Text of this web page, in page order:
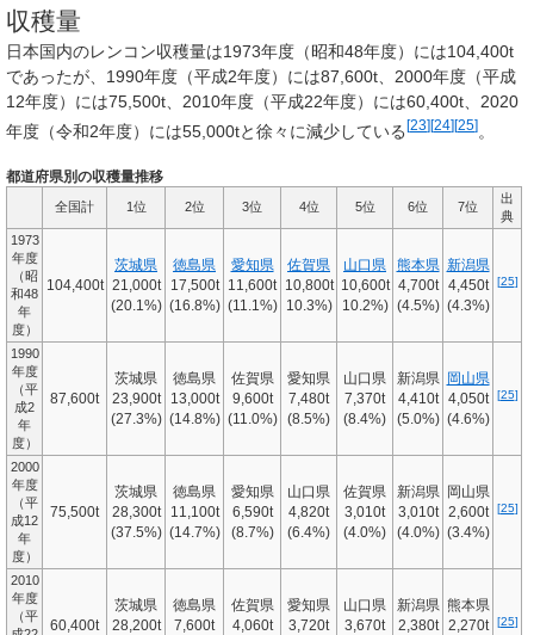
収穫量
日本国内のレンコン収穫量は1973年度（昭和48年度）には104,400t
であったが、1990年度（平成2年度）には87,600t、2000年度（平成
12年度）には75,500t、2010年度（平成22年度）には60,400t、2020
年度（令和2年度）には55,000tと徐々に減少している[23][24][25]。
都道府県別の収穫量推移
全国計 1位 2位 3位 4位 5位 6位 7位
出
典
1973
年度
（昭
和48
年
度）
104,400t
茨城県
21,000t
(20.1%)
徳島県
17,500t
(16.8%)
愛知県
11,600t
(11.1%)
佐賀県
10,800t
10.3%)
山口県
10,600t
10.2%)
熊本県
4,700t
(4.5%)
新潟県
4,450t
(4.3%)
[25]
1990
年度
（平
成2
年
度）
87,600t
茨城県
23,900t
(27.3%)
徳島県
13,000t
(14.8%)
佐賀県
9,600t
(11.0%)
愛知県
7,480t
(8.5%)
山口県
7,370t
(8.4%)
新潟県
4,410t
(5.0%)
岡山県
4,050t
(4.6%)
[25]
2000
年度
（平
成12
年
度）
75,500t
茨城県
28,300t
(37.5%)
徳島県
11,100t
(14.7%)
愛知県
6,590t
(8.7%)
山口県
4,820t
(6.4%)
佐賀県
3,010t
(4.0%)
新潟県
3,010t
(4.0%)
岡山県
2,600t
(3.4%)
[25]
2010
年度
（平
60,400t
茨城県
28,200t
徳島県
7,600t
佐賀県
4,060t
愛知県
3,720t
山口県
3,670t
新潟県
2,380t
熊本県
2,270t
[25]